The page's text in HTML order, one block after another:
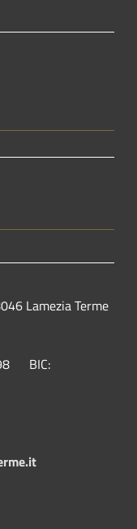
Lamezia Terme
BIC: